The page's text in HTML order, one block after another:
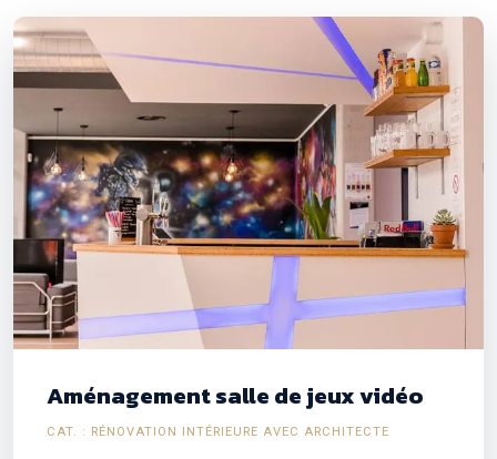
Aménagement salle de jeux vidéo
CAT. : RÉNOVATION INTÉRIEURE AVEC ARCHITECTE